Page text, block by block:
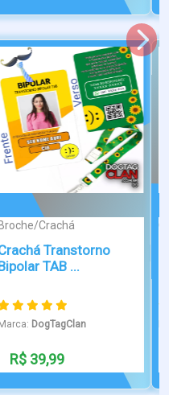
PONTA DE DIAM...
Dog tag Paraquedista
velame
Marca:DogTagClan
R$ 99,00